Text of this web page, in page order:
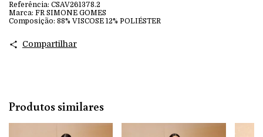
Referência: CSAV261378.2
Marca: FR SIMONE GOMES
Composição: 88% VISCOSE 12% POLIÉSTER
Compartilhar
Produtos similares